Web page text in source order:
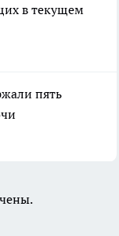
в текущем
пять